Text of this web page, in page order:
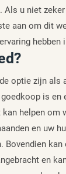
Als u niet
aan om dit
hebben
optie zijn als
is en
helpen om
en uw
Bovendien
en